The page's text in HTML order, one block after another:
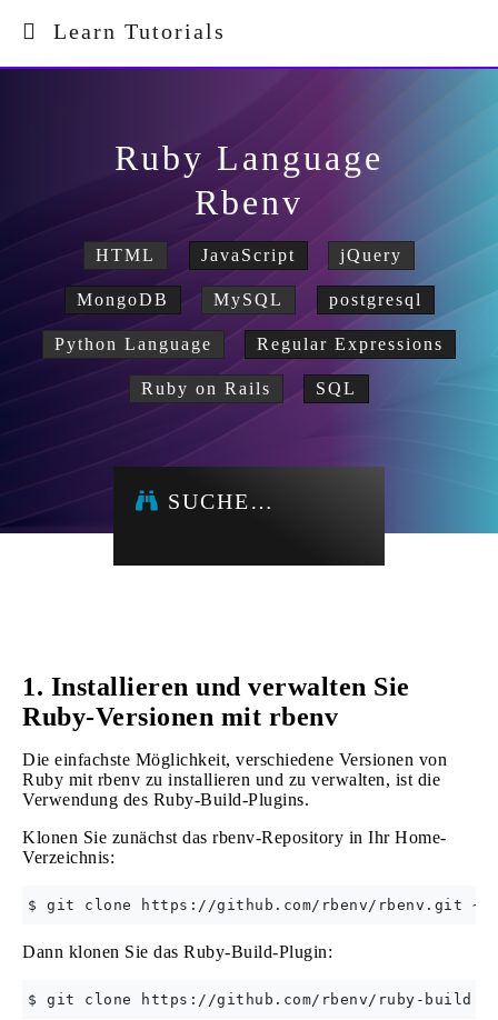
Learn Tutorials
Ruby Language
Rbenv
HTML JavaScript jQuery
MongoDB MySQL postgresql
Python Language Regular Expressions
Ruby on Rails SQL
SUCHE…
1. Installieren und verwalten Sie
Ruby-Versionen mit rbenv
Die einfachste Möglichkeit, verschiedene Versionen von
Ruby mit rbenv zu installieren und zu verwalten, ist die
Verwendung des Ruby-Build-Plugins.
Klonen Sie zunächst das rbenv-Repository in Ihr Home-
Verzeichnis:
Dann klonen Sie das Ruby-Build-Plugin: